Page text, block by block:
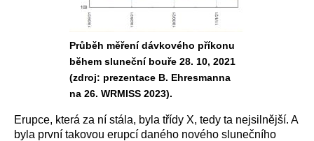
Průběh měření dávkového příkonu
během sluneční bouře 28. 10, 2021
(zdroj: prezentace B. Ehresmanna
na 26. WRMISS 2023).
Erupce, která za ní stála, byla třídy X, tedy ta nejsilnější. A
byla první takovou erupcí daného nového slunečního